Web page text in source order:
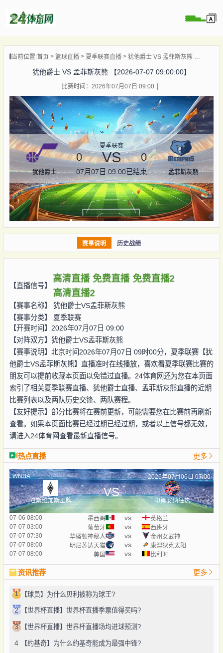
播
播
播
当前位置:首页 篮球直播 夏季联赛直播 犹他爵士 VS 孟菲斯灰熊 【2026-07-07 09:00:00】
犹他爵士 VS 孟菲斯灰熊 【2026-07-07 09:00:00】
比赛时间：2026年07月07日 09:00
犹他爵士
夏季联赛
0 VS 0
07月07日 09:00已结束 孟菲斯灰熊
赛事说明 历史战绩
【直播信号】
高清直播 免费直播 免费直播2
高清直播2
【赛事名称】 犹他爵士VS孟菲斯灰熊
【赛事分类】 夏季联赛
【开赛时间】2026年07月07日 09:00
【对阵双方】 犹他爵士VS孟菲斯灰熊
【赛事说明】北京时间2026年07月07日 09时00分，夏季联赛【犹
他爵士VS孟菲斯灰熊】直播准时在线播放，喜欢看夏季联赛比赛的
朋友可以提前收藏本页面以免错过直播。24体育网还为您在本页面
索引了相关夏季联赛直播、犹他爵士直播、孟菲斯灰熊直播的近期
比赛列表以及两队历史交锋、两队赛程。
【友好提示】部分比赛将在赛前更新，可能需要您在比赛前再刷新
查看。如果本页面比赛已经过期已经过期，或者以上信号都无效，
请进入24体育网查看最新直播信号。
热点直播 更多
WNBA 2026年07月06日 07:00
拉斯维加斯王牌
VS
印第安纳狂热
07-06 08:00 墨西哥 vs
英格兰
07-07 03:00
葡萄牙 vs
西班牙
07-07 07:30
华盛顿神秘人 vs
金州女武神
07-07 08:00
明尼苏达天猫 vs
康涅狄克太阳
07-07 08:00
美国 vs 比利时
资讯推荐 更多
1 【球员】为什么贝利被称为球王?
2 【世界杯直播】世界杯直播季票值得买吗?
3 【世界杯直播】世界杯直播场均进球预测?
4 【约基奇】为什么约基奇能成为最强中锋?